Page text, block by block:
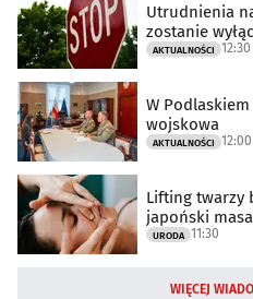
Utrudnienia
zostanie
AKTUALNOŚCI 12:30
W
wojskowa
AKTUALNOŚCI 12:00
Lifting twarzy
japoński
URODA 11:30
WIĘCEJ